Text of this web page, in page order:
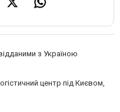
з Україною
центр під Києвом,